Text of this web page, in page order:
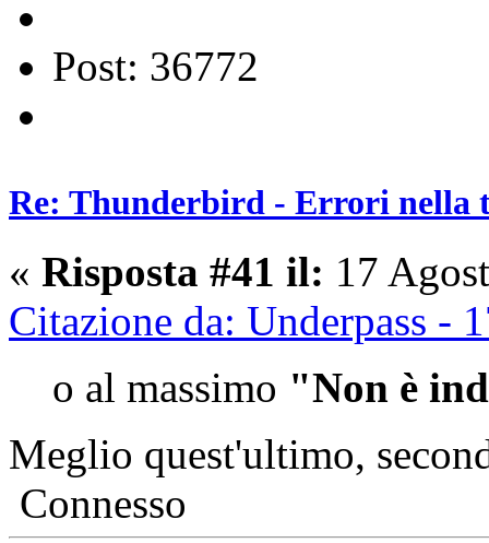
Post: 36772
Re: Thunderbird - Errori nella
« Risposta #41 il: 17
Citazione da: Underpass -
o al massimo "Non è
Meglio quest'ultimo,
Connesso